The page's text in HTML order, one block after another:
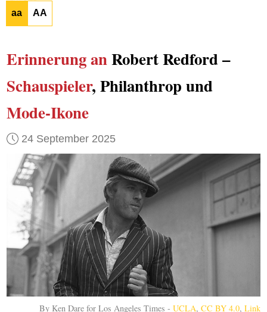
aa AA
Erinnerung anRobert Redford –
Schauspieler, Philanthrop und
Mode-Ikone
24 September 2025
By Ken Dare for Los Angeles Times -UCLA,CC BY 4.0,Link